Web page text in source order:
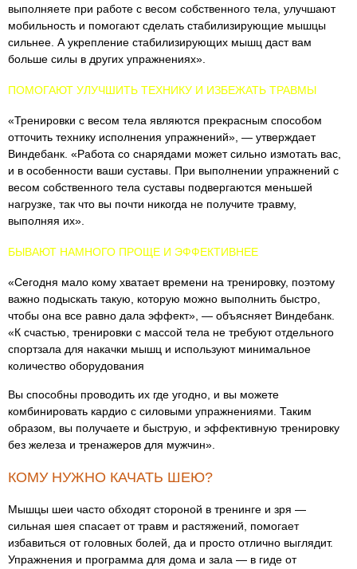
выполняете при работе с весом собственного тела, улучшают
мобильность и помогают сделать стабилизирующие мышцы
сильнее. А укрепление стабилизирующих мышц даст вам
больше силы в других упражнениях».
ПОМОГАЮТ УЛУЧШИТЬ ТЕХНИКУ И ИЗБЕЖАТЬ ТРАВМЫ
«Тренировки с весом тела являются прекрасным способом
отточить технику исполнения упражнений», — утверждает
Виндебанк. «Работа со снарядами может сильно измотать вас,
и в особенности ваши суставы. При выполнении упражнений с
весом собственного тела суставы подвергаются меньшей
нагрузке, так что вы почти никогда не получите травму,
выполняя их».
БЫВАЮТ НАМНОГО ПРОЩЕ И ЭФФЕКТИВНЕЕ
«Сегодня мало кому хватает времени на тренировку, поэтому
важно подыскать такую, которую можно выполнить быстро,
чтобы она все равно дала эффект», — объясняет Виндебанк.
«К счастью, тренировки с массой тела не требуют отдельного
спортзала для накачки мышц и используют минимальное
количество оборудования
Вы способны проводить их где угодно, и вы можете
комбинировать кардио с силовыми упражнениями. Таким
образом, вы получаете и быструю, и эффективную тренировку
без железа и тренажеров для мужчин».
КОМУ НУЖНО КАЧАТЬ ШЕЮ?
Мышцы шеи часто обходят стороной в тренинге и зря —
сильная шея спасает от травм и растяжений, помогает
избавиться от головных болей, да и просто отлично выглядит.
Упражнения и программа для дома и зала — в гиде от